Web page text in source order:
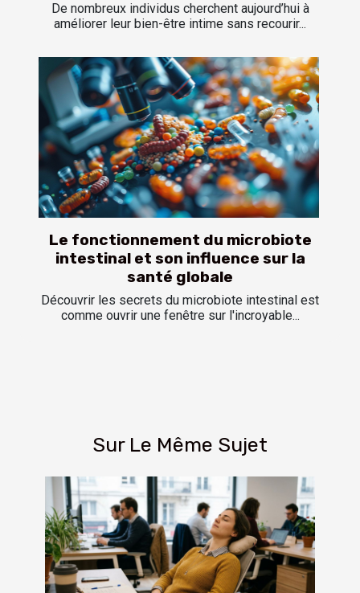
De nombreux individus cherchent aujourd’hui à
améliorer leur bien-être intime sans recourir...
Le fonctionnement du microbiote
intestinal et son influence sur la
santé globale
Découvrir les secrets du microbiote intestinal est
comme ouvrir une fenêtre sur l'incroyable...
Sur Le Même Sujet